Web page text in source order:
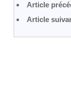
Article
Article